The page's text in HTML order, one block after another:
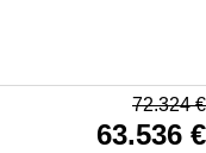
72.324€
63.536 €